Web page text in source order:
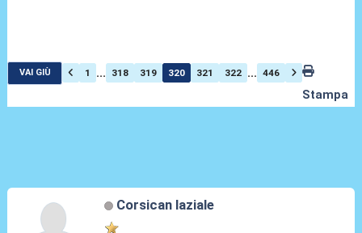
VAI GIÙ 1 ... 318 319 320 321 322 ... 446
Stampa
Corsican laziale